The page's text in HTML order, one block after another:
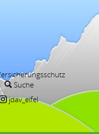
Suche
jdav_eifel